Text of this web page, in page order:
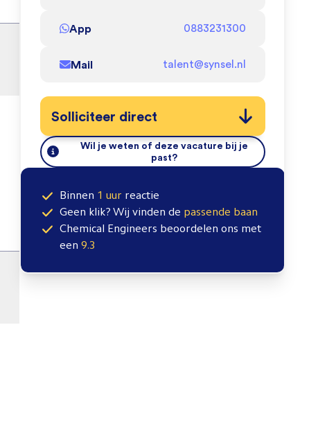
App 0883231300
Mail talent@synsel.nl
Solliciteer direct
Wil je weten of deze vacature bij je
past?
Binnen 1 uur reactie
Geen klik? Wij vinden de passende baan
Chemical Engineers beoordelen ons met
een 9.3